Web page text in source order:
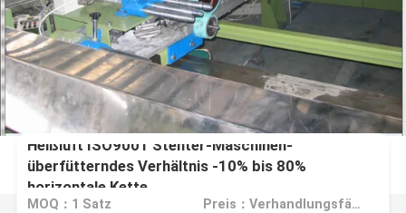
Heißluft ISO9001 Stenter-Maschinen-
überfütterndes Verhältnis -10% bis 80%
horizontale Kette
MOQ：1 Satz Preis：Verhandlungsfähig